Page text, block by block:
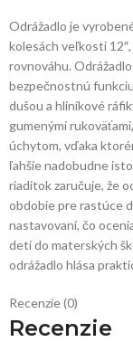
Odrážadlo je
kolesách veľkosti
rovnováhu.
bezpečnostnú
dušou a hliníkové
gumenými
úchytom, vďaka
ľahšie nadobudne
riaditok zaručuje, že
obdobie pre rastúce
nastavovaní, čo
detí do materských
odrážadlo hlása
Recenzie (0)
Recenzie